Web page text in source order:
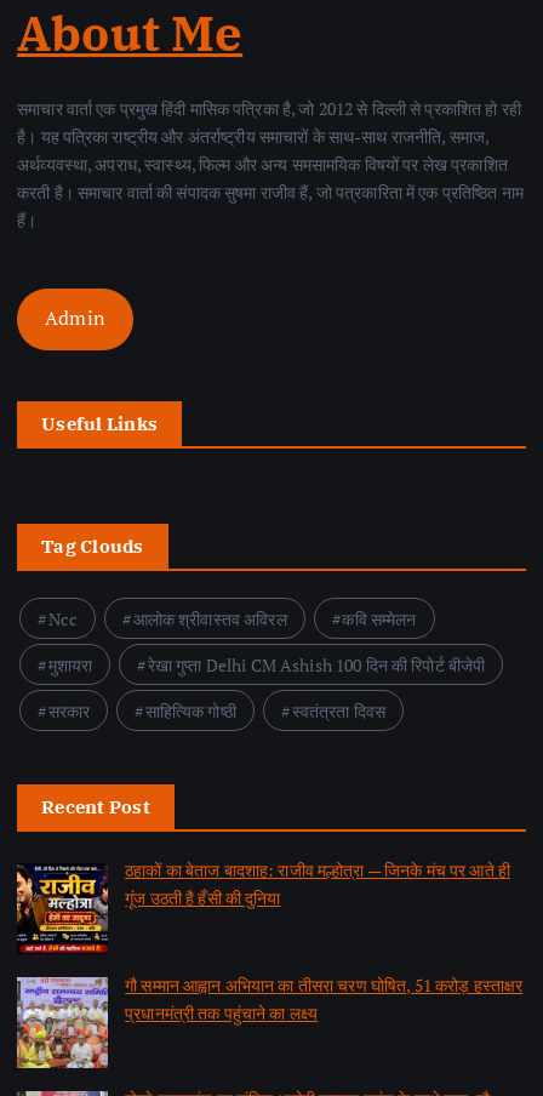
About Me
समाचार वार्ता एक प्रमुख हिंदी मासिक पत्रिका है, जो 2012 से दिल्ली से प्रकाशित हो रही
है। यह पत्रिका राष्ट्रीय और अंतर्राष्ट्रीय समाचारों के साथ-साथ राजनीति, समाज,
अर्थव्यवस्था, अपराध, स्वास्थ्य, फिल्म और अन्य समसामयिक विषयों पर लेख प्रकाशित
करती है। समाचार वार्ता की संपादक सुषमा राजीव हैं, जो पत्रकारिता में एक प्रतिष्ठित नाम
हैं।
Admin
Useful Links
Tag Clouds
Ncc आलोक श्रीवास्तव अविरल
कवि सम्मेलन
मुशायरा
रेखा गुप्ता Delhi CM Ashish 100 दिन की रिपोर्ट बीजेपी
सरकार
साहित्यिक गोष्ठी स्वतंत्रता दिवस
Recent Post
ठहाकों का बेताज बादशाह: राजीव मल्होत्रा — जिनके मंच पर आते ही
गूंज उठती है हँसी की दुनिया
गौ सम्मान आह्वान अभियान का तीसरा चरण घोषित, 51 करोड़ हस्ताक्षर
प्रधानमंत्री तक पहुंचाने का लक्ष्य